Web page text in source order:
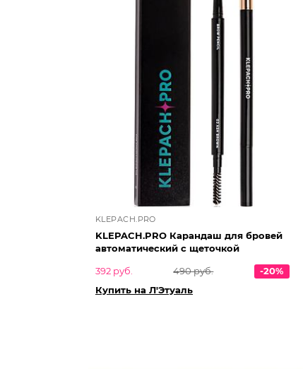
KLEPACH.PRO
KLEPACH.PRO Карандаш для бровей
автоматический с щеточкой
392 руб.
490 руб.
-20%
Купить на Л'Этуаль